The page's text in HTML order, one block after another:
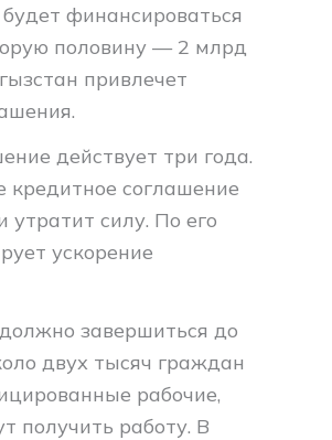
финансироваться
половину — 2 млрд
привлечет
действует три года.
кредитное соглашение
утратит силу. По его
ускорение
завершиться до
двух тысяч граждан
рабочие,
получить работу. В